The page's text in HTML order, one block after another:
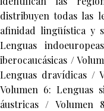
distribuyen todas las
afinidad lingüística y
Lenguas
iberocaucásicas /
Lenguas dravídicas /
Volumen 6: Lenguas
áustricas / Volumen